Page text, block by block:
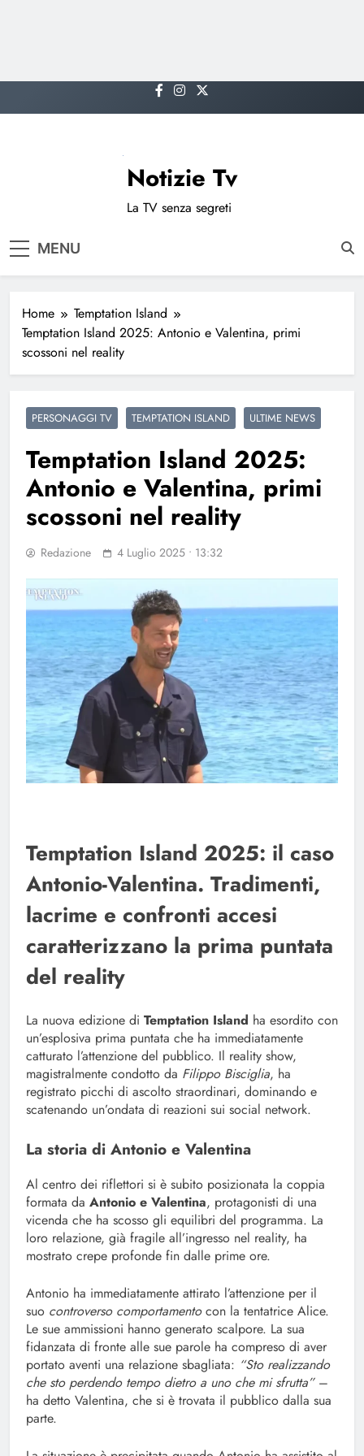
to
Notizie Tv
La TV senza segreti
MENU
Home
Temptation Island
Temptation Island 2025: Antonio e Valentina, primi
scossoni nel reality
PERSONAGGI TV TEMPTATION ISLAND ULTIME NEWS
Temptation Island 2025:
Antonio e Valentina, primi
scossoni nel reality
Redazione 4 Luglio 2025 • 13:32
Temptation Island 2025: il caso
Antonio-Valentina. Tradimenti,
lacrime e confronti accesi
caratterizzano la prima puntata
del reality
La nuova edizione di Temptation Island ha esordito con
un’esplosiva prima puntata che ha immediatamente
catturato l’attenzione del pubblico. Il reality show,
magistralmente condotto da Filippo Bisciglia, ha
registrato picchi di ascolto straordinari, dominando e
scatenando un’ondata di reazioni sui social network.
La storia di Antonio e Valentina
Al centro dei riflettori si è subito posizionata la coppia
formata da Antonio e Valentina, protagonisti di una
vicenda che ha scosso gli equilibri del programma. La
loro relazione, già fragile all’ingresso nel reality, ha
mostrato crepe profonde fin dalle prime ore.
Antonio ha immediatamente attirato l’attenzione per il
suo controverso comportamentocon la tentatrice Alice.
Le sue ammissioni hanno generato scalpore. La sua
fidanzata di fronte alle sue parole ha compreso di aver
portato aventi una relazione sbagliata: “Sto realizzando
che sto perdendo tempo dietro a uno che mi sfrutta”–
ha detto Valentina, che si è trovata il pubblico dalla sua
parte.